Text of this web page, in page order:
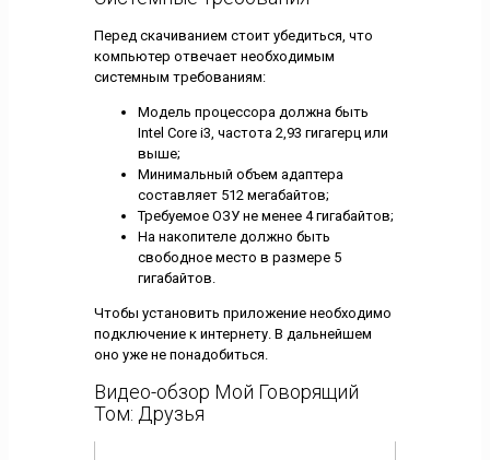
Перед скачиванием стоит убедиться, что
компьютер отвечает необходимым
системным требованиям:
Модель процессора должна быть
Intel Core i3, частота 2,93 гигагерц или
выше;
Минимальный объем адаптера
составляет 512 мегабайтов;
Требуемое ОЗУ не менее 4 гигабайтов;
На накопителе должно быть
свободное место в размере 5
гигабайтов.
Чтобы установить приложение необходимо
подключение к интернету. В дальнейшем
оно уже не понадобиться.
Видео-обзор Мой Говорящий
Том: Друзья